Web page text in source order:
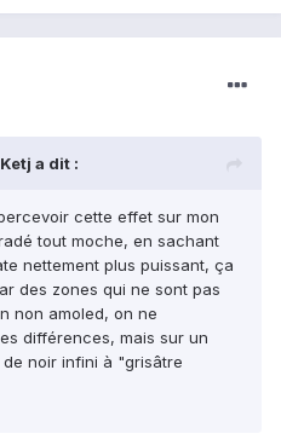
a dit :
cette effet sur mon
tout moche, en sachant
nettement plus puissant, ça
des zones qui ne sont pas
non amoled, on ne
différences, mais sur un
noir infini à "grisâtre